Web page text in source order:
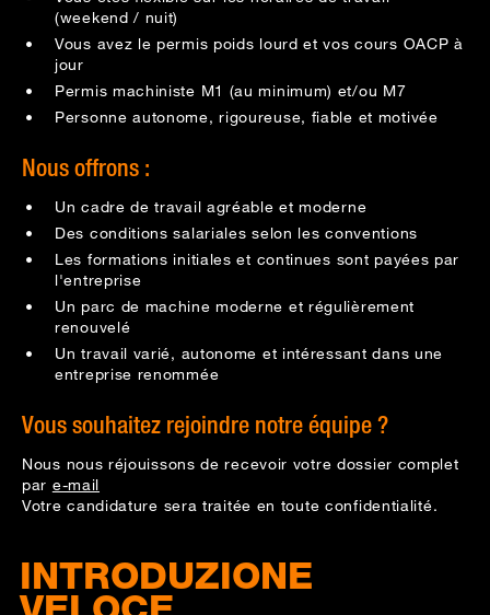
(weekend / nuit)
Vous avez le permis poids lourd et vos cours OACP à
jour
Permis machiniste M1 (au minimum) et/ou M7
Personne autonome, rigoureuse, fiable et motivée
Nous offrons :
Un cadre de travail agréable et moderne
Des conditions salariales selon les conventions
Les formations initiales et continues sont payées par
l'entreprise
Un parc de machine moderne et régulièrement
renouvelé
Un travail varié, autonome et intéressant dans une
entreprise renommée
Vous souhaitez rejoindre notre équipe ?
Nous nous réjouissons de recevoir votre dossier complet
par e-mail
Votre candidature sera traitée en toute confidentialité.
INTRODUZIONE